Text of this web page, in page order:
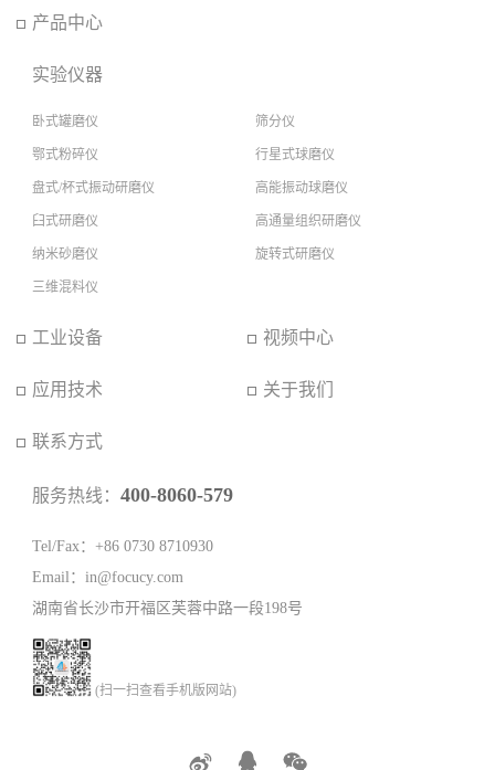
产品中心
实验仪器
卧式罐磨仪 筛分仪
鄂式粉碎仪 行星式球磨仪
盘式/杯式振动研磨仪 高能振动球磨仪
臼式研磨仪 高通量组织研磨仪
纳米砂磨仪 旋转式研磨仪
三维混料仪
工业设备 视频中心
应用技术 关于我们
联系方式
服务热线： 400-8060-579
Tel/Fax：+86 0730 8710930
Email：in@focucy.com
湖南省长沙市开福区芙蓉中路一段198号
(扫一扫查看手机版网站)